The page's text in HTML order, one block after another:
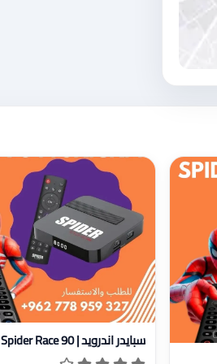
عرض تفاصيل سبايدر اندرويد | Spider Race 90
سبايدر اندرويد | Spider Race 90